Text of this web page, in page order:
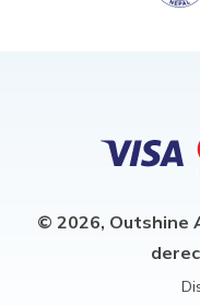
© 2026, Outshine